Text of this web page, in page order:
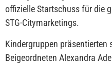
offizielle Startschuss für die
STG-Citymarketings.
Kindergruppen präsentierten
Beigeordneten Alexandra